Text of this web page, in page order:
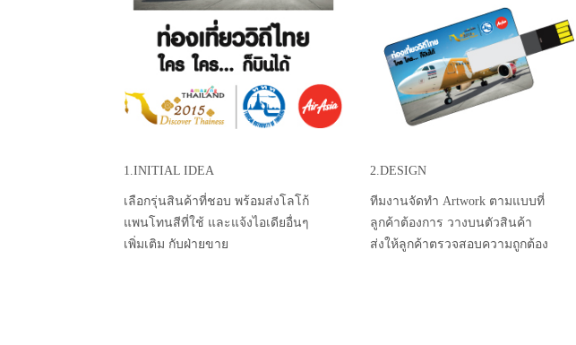
1.INITIAL IDEA
เลือกรุ่นสินค้าที่ชอบ พร้อมส่งโลโก้
แพนโทนสีที่ใช้ และแจ้งไอเดียอื่นๆ
เพิ่มเติม กับฝ่ายขาย
2.DESIGN
ทีมงานจัดทำ Artwork ตามแบบที่
ลูกค้าต้องการ วางบนตัวสินค้า
ส่งให้ลูกค้าตรวจสอบความถูกต้อง